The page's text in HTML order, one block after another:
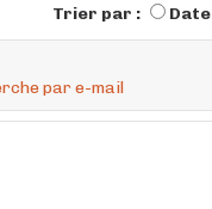
Trier par : Date
par e-mail